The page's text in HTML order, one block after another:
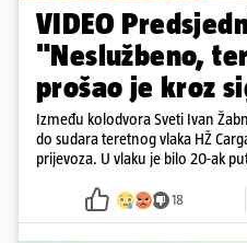
VIDEO
"Neslužbeno,
prošao je kroz
Između kolodvora Sveti Ivan
do sudara teretnog vlaka HŽ
prijevoza. U vlaku je bilo 20-ak
18